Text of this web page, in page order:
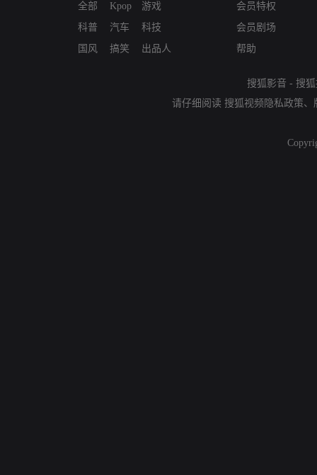
全部
科普
国风
Kpop
汽车
搞笑
游戏
科技
出品人
会员特权
会员剧场
帮助
搜狐影音 - 搜
请仔细阅读 搜狐视频隐私政策、